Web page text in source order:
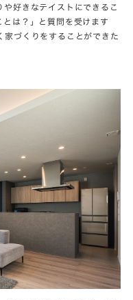
好きなテイストにできるこ
とは？」と質問を受けます
家づくりをすることができた